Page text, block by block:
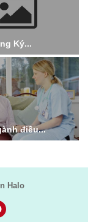
Ký...
điều...
Halo